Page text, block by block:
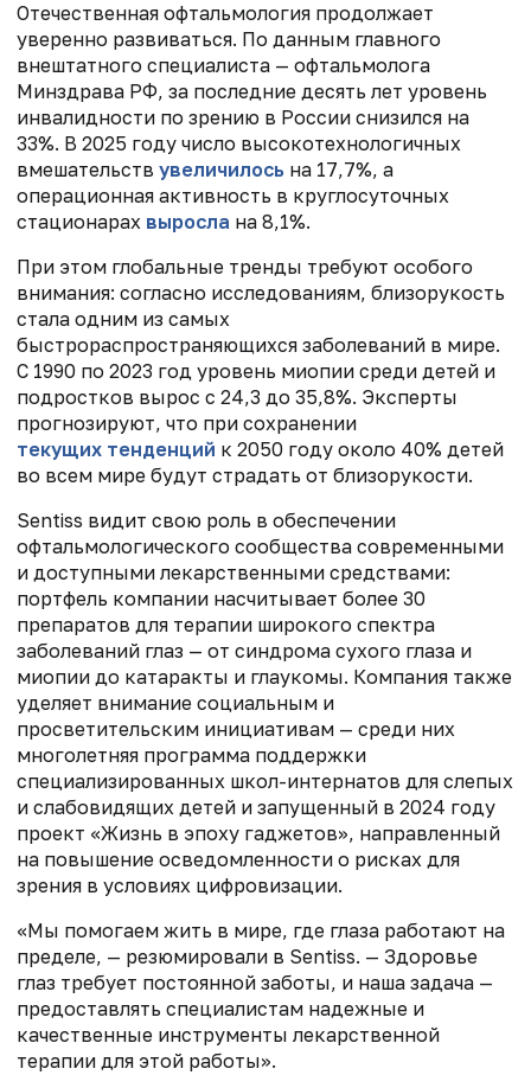
Отечественная офтальмология продолжает
уверенно развиваться. По данным главного
внештатного специалиста — офтальмолога
Минздрава РФ, за последние десять лет уровень
инвалидности по зрению в России снизился на
33%. В 2025 году число высокотехнологичных
вмешательств увеличилось на 17,7%, а
операционная активность в круглосуточных
стационарах выросла на 8,1%.
При этом глобальные тренды требуют особого
внимания: согласно исследованиям, близорукость
стала одним из самых
быстрораспространяющихся заболеваний в мире.
С 1990 по 2023 год уровень миопии среди детей и
подростков вырос с 24,3 до 35,8%. Эксперты
прогнозируют, что при сохранении
текущих тенденций к 2050 году около 40% детей
во всем мире будут страдать от близорукости.
Sentiss видит свою роль в обеспечении
офтальмологического сообщества современными
и доступными лекарственными средствами:
портфель компании насчитывает более 30
препаратов для терапии широкого спектра
заболеваний глаз — от синдрома сухого глаза и
миопии до катаракты и глаукомы. Компания также
уделяет внимание социальным и
просветительским инициативам — среди них
многолетняя программа поддержки
специализированных школ-интернатов для слепых
и слабовидящих детей и запущенный в 2024 году
проект «Жизнь в эпоху гаджетов», направленный
на повышение осведомленности о рисках для
зрения в условиях цифровизации.
«Мы помогаем жить в мире, где глаза работают на
пределе, — резюмировали в Sentiss. — Здоровье
глаз требует постоянной заботы, и наша задача —
предоставлять специалистам надежные и
качественные инструменты лекарственной
терапии для этой работы».